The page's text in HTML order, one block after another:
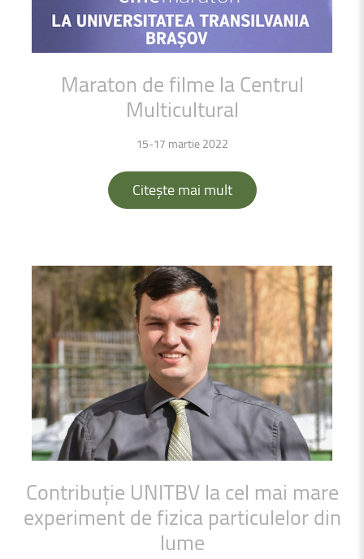
Maraton de filme laCentrul
Multicultural
15-17 martie 2022
Citește mai mult
Contribuție UNITBV lacel mai mare
experimentde fizica particulelordin
lume